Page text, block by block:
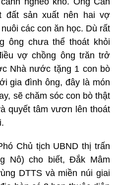
đất sản xuất nên hai vợ
các con ăn học. Dù rất
ông chưa thể thoát khỏi
vợ chồng ông trăn trở
Nhà nước tặng 1 con bò
gia đình ông, đây là món
sẽ chăm sóc con bò thật
quyết tâm vươn lên thoát
Chủ tịch UBND thị trấn
Nô) cho biết, Đắk Mâm
DTTS và miền núi giai